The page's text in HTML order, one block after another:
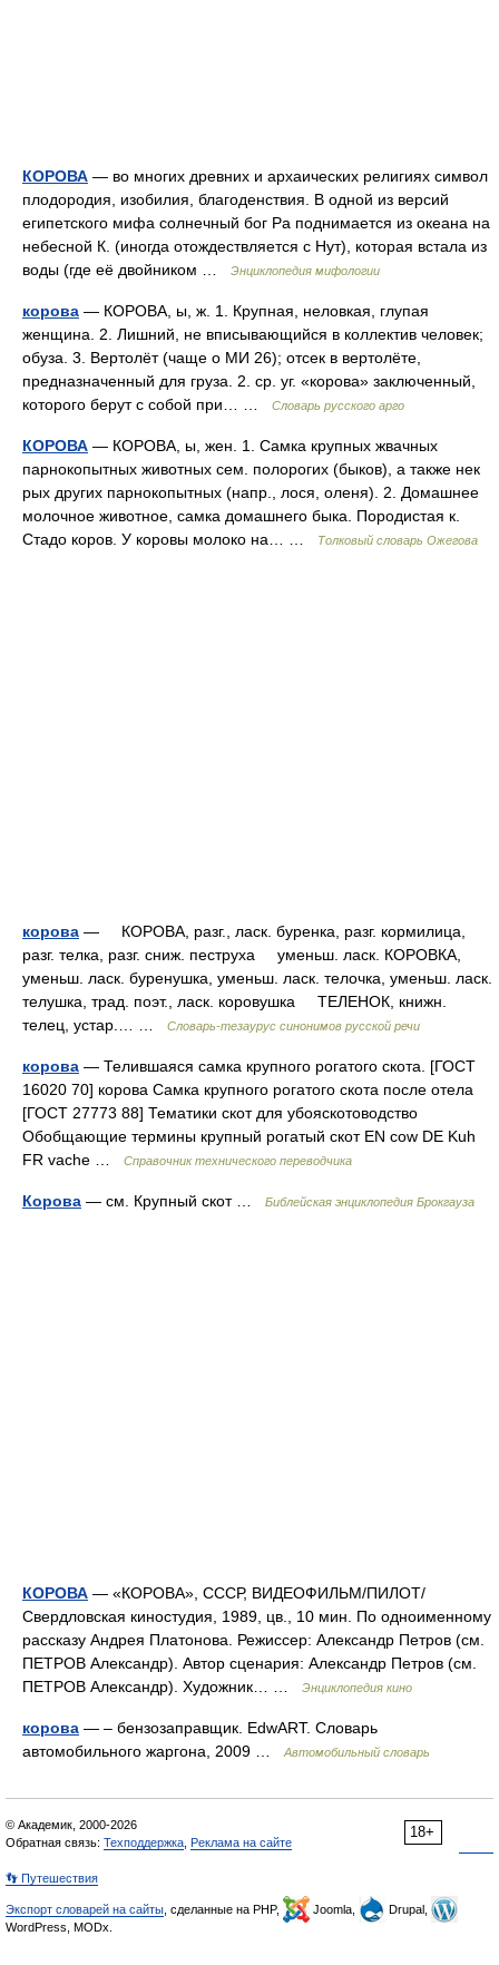
КОРОВА — во многих древних и архаических религиях символ
плодородия, изобилия, благоденствия. В одной из версий
египетского мифа солнечный бог Ра поднимается из океана на
небесной К. (иногда отождествляется с Нут), которая встала из
воды (где её двойником …
Энциклопедия мифологии
корова — КОРОВА, ы, ж. 1. Крупная, неловкая, глупая
женщина. 2. Лишний, не вписывающийся в коллектив человек;
обуза. 3. Вертолёт (чаще о МИ 26); отсек в вертолёте,
предназначенный для груза. 2. ср. уг. «корова» заключенный,
которого берут с собой при… …
Словарь русского арго
КОРОВА — КОРОВА, ы, жен. 1. Самка крупных жвачных
парнокопытных животных сем. полорогих (быков), а также нек
рых других парнокопытных (напр., лося, оленя). 2. Домашнее
молочное животное, самка домашнего быка. Породистая к.
Стадо коров. У коровы молоко на… …
Толковый словарь Ожегова
корова — КОРОВА, разг., ласк. буренка, разг. кормилица,
разг. телка, разг. сниж. пеструха уменьш. ласк. КОРОВКА,
уменьш. ласк. буренушка, уменьш. ласк. телочка, уменьш. ласк.
телушка, трад. поэт., ласк. коровушка ТЕЛЕНОК, книжн.
телец, устар.… …
Словарь-тезаурус синонимов русской речи
корова — Телившаяся самка крупного рогатого скота. [ГОСТ
16020 70] корова Самка крупного рогатого скота после отела
[ГОСТ 27773 88] Тематики скот для убояскотоводство
Обобщающие термины крупный рогатый скот EN cow DE Kuh
FR vache …
Справочник технического переводчика
Корова — см. Крупный скот … Библейская энциклопедия Брокгауза
КОРОВА — «КОРОВА», СССР, ВИДЕОФИЛЬМ/ПИЛОТ/
Свердловская киностудия, 1989, цв., 10 мин. По одноименному
рассказу Андрея Платонова. Режиссер: Александр Петров (см.
ПЕТРОВ Александр). Автор сценария: Александр Петров (см.
ПЕТРОВ Александр). Художник… …
Энциклопедия кино
корова — – бензозаправщик. EdwART. Словарь
автомобильного жаргона, 2009 …
Автомобильный словарь
18+
© Академик, 2000-2026
Обратная связь: Техподдержка Реклама на сайте
👣 Путешествия
Экспорт словарей на сайты , сделанные на PHP, Joomla,
Drupal,
WordPress, MODx.